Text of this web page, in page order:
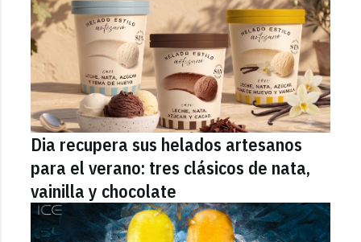
Dia recupera sus helados artesanos
para el verano: tres clásicos de nata,
vainilla y chocolate